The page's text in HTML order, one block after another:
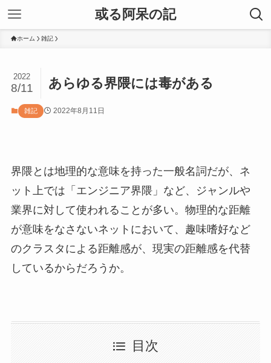
或る阿呆の記
ホーム 雑記
あらゆる界隈には毒がある
2022
8/11
雑記 2022年8月11日
界隈とは地理的な意味を持った一般名詞だが、ネ
ット上では「エンジニア界隈」など、ジャンルや
業界に対して使われることが多い。物理的な距離
が意味をなさないネットにおいて、趣味嗜好など
のクラスタによる距離感が、現実の距離感を代替
しているからだろうか。
目次